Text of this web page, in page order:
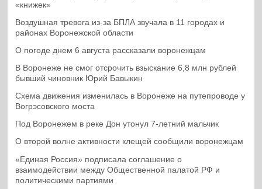
«книжек»
Воздушная тревога из-за БПЛА звучала в 11 городах и
районах Воронежской области
О погоде днем 6 августа рассказали воронежцам
В Воронеже не смог отсрочить взыскание 6,8 млн рублей
бывший чиновник Юрий Бавыкин
Схема движения изменилась в Воронеже на путепроводе у
Вогрэсовского моста
Под Воронежем в реке Дон утонул 7-летний мальчик
О второй волне активности клещей сообщили воронежцам
«Единая Россия» подписала соглашение о
взаимодействии между Общественной палатой РФ и
политическими партиями